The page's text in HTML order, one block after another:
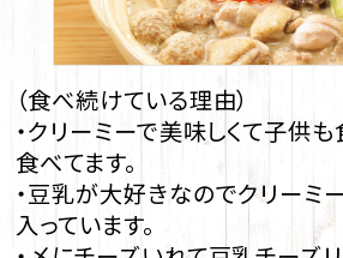
（食べ続けている理由）
・クリーミーで美味しくて子供
食べてます。
・豆乳が大好きなのでクリーミ
入っています。